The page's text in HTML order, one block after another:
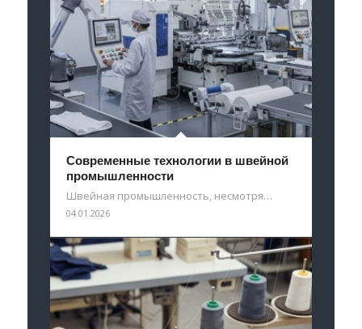
Современные технологии в швейной
промышленности
Швейная промышленность, несмотря…
04.01.2026